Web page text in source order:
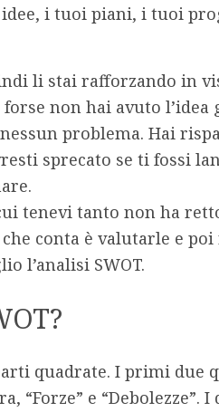
i tuoi piani, i tuoi
li stai rafforzando in
non hai avuto l’idea
problema. Hai
sprecato se ti fossi
tenevi tanto non ha
conta è valutarle e poi
l’analisi SWOT.
quadrate. I primi due
“Forze” e “Debolezze”. I